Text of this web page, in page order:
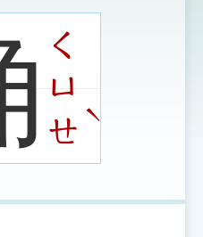
示
ㄑ
ㄩ
ㄝ
ˋ